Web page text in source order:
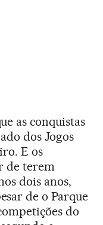
as conquistas
dos Jogos
E os
de terem
dois anos,
de o Parque
do